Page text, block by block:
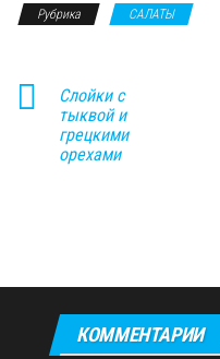
Рубрика САЛАТЫ
Слойки с
тыквой и
грецкими
орехами
КОММЕНТАРИИ